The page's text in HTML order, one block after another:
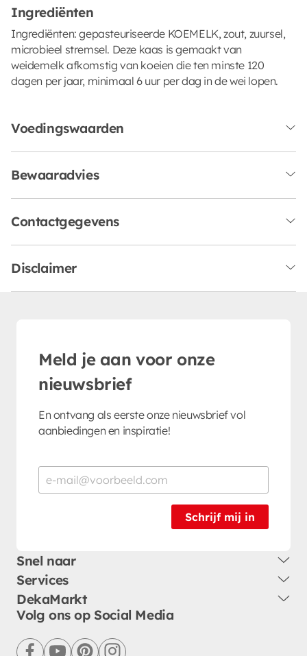
Ingrediënten
Ingrediënten: gepasteuriseerde KOEMELK, zout, zuursel,
microbieel stremsel. Deze kaas is gemaakt van
weidemelk afkomstig van koeien die ten minste 120
dagen per jaar, minimaal 6 uur per dag in de wei lopen.
Voedingswaarden
Bewaaradvies
Contactgegevens
Disclaimer
Meld je aan voor onze
nieuwsbrief
En ontvang als eerste onze nieuwsbrief vol
aanbiedingen en inspiratie!
Schrijf mij in
Snel naar
Services
DekaMarkt
Volg ons op Social Media